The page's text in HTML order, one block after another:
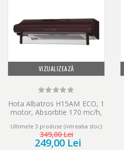
VIZUALIZEAZĂ
Hota Albatros H15AM ECO, 1
motor, Absorbtie 170 mc/h,
Ultimele 3 produse (intreaba stoc)
349,00 Lei
249,00 Lei